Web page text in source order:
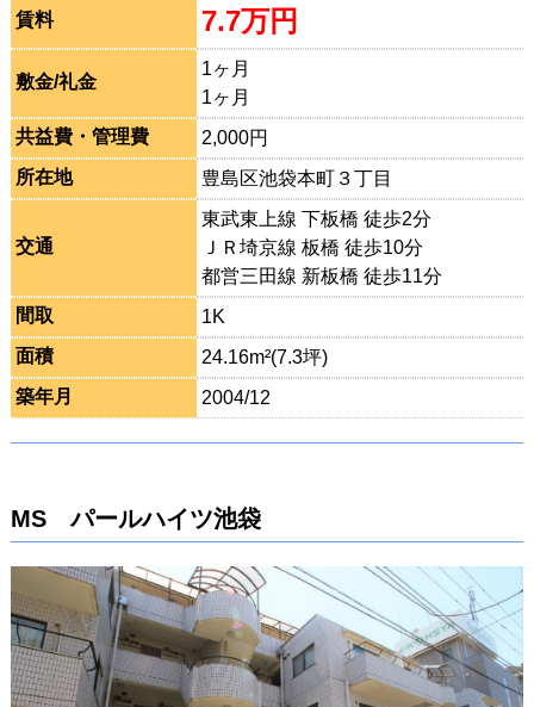
賃料 7.7万円
敷金/礼金
1ヶ月
1ヶ月
共益費・管理費
2,000円
所在地
豊島区池袋本町３丁目
交通
東武東上線 下板橋 徒歩2分
ＪＲ埼京線 板橋 徒歩10分
都営三田線 新板橋 徒歩11分
間取
1K
面積
24.16m²(7.3坪)
築年月
2004/12
MS パールハイツ池袋